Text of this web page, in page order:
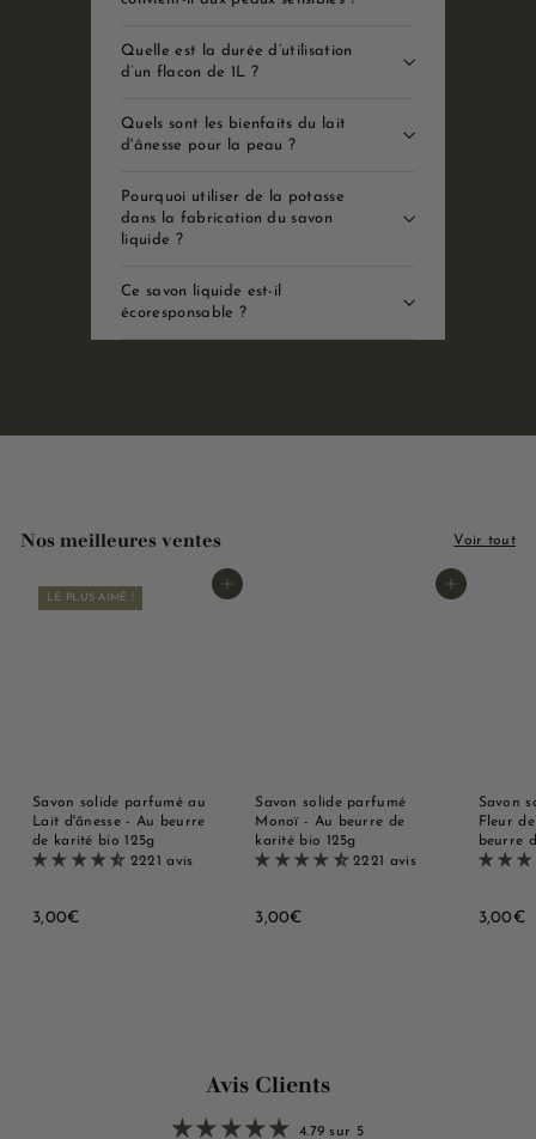
Quelle est la durée d’utilisation
d’un flacon de 1L ?
Quels sont les bienfaits du lait
d'ânesse pour la peau ?
Pourquoi utiliser de la potasse
dans la fabrication du savon
liquide ?
Ce savon liquide est-il
écoresponsable ?
Nos meilleures ventes Voir tout
Ajouter au panier
LE PLUS AIMÉ !
Savon solide parfumé au
Lait d'ânesse - Au beurre
de karité bio 125g
2221 avis
3,00€3
Ajouter au panier
Savon solide parfumé
Monoï - Au beurre de
karité bio 125g
2221 avis
3,00€3
Savon
Fleur
beurre
3,00€3
Avis Clients
4.79 sur 5